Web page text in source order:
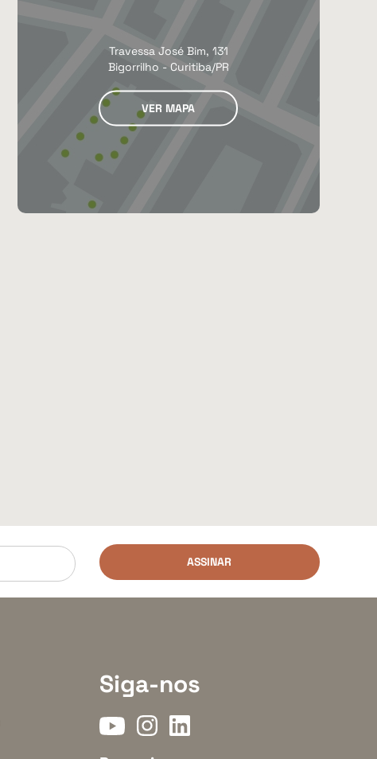
Travessa José Bim, 131
Bigorrilho - Curitiba/PR
VER MAPA
ASSINAR
Siga-nos